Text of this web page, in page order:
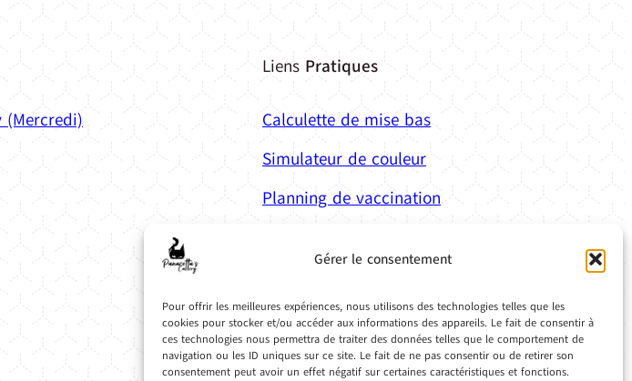
Gérer le consentement
Pour offrir les meilleures expériences, nous utilisons des technologies telles que les
cookies pour stocker et/ou accéder aux informations des appareils. Le fait de consentir à
ces technologies nous permettra de traiter des données telles que le comportement de
navigation ou les ID uniques sur ce site. Le fait de ne pas consentir ou de retirer son
consentement peut avoir un effet négatif sur certaines caractéristiques et fonctions.
(Mercredi)
Liens Pratiques
Calculette de mise bas
Simulateur de couleur
Planning de vaccination
vétérinaires